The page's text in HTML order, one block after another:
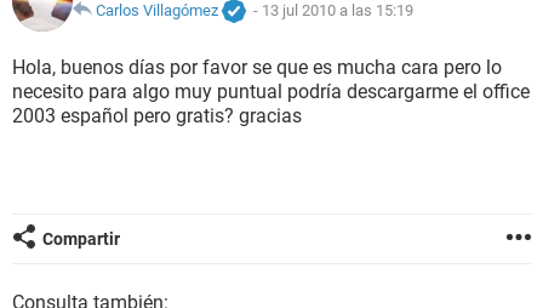
Carlos Villagómez
- 13 jul 2010 a las 15:19
Hola, buenos días por favor se que es mucha cara pero lo
necesito para algo muy puntual podría descargarme el office
2003 español pero gratis? gracias
Compartir
Consulta también: